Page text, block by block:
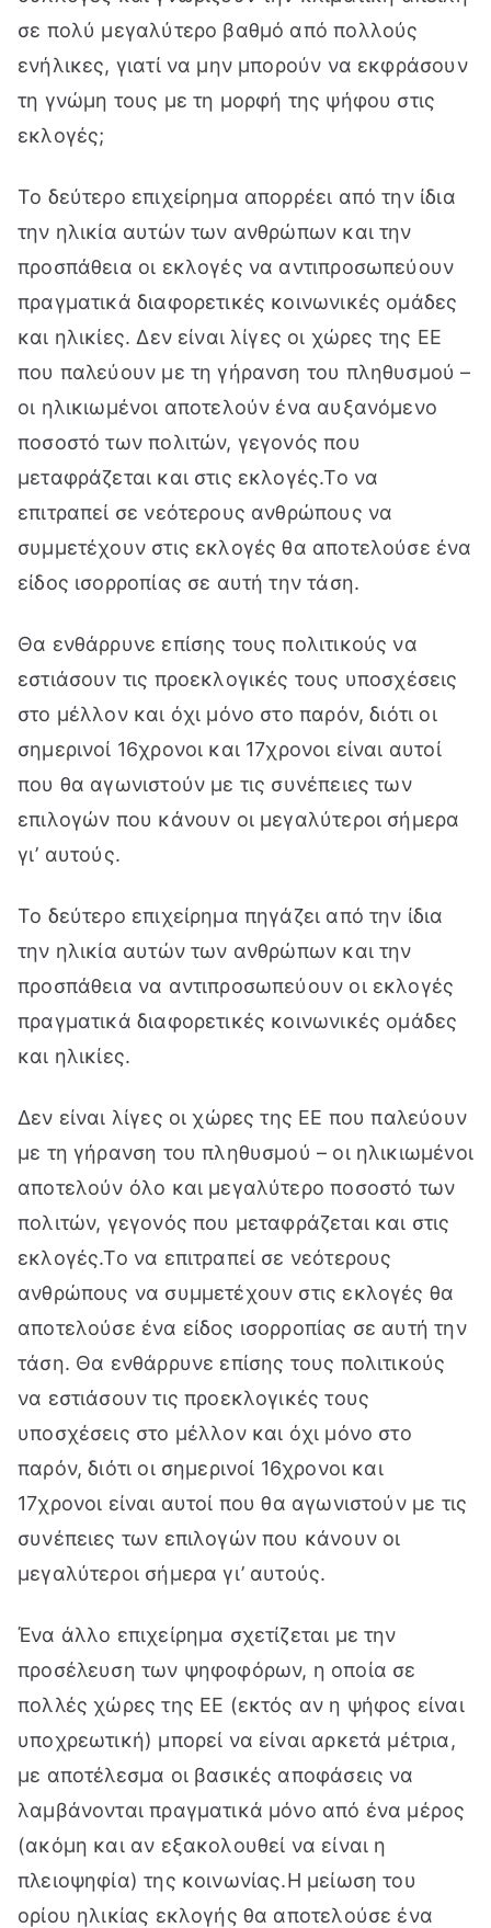
σε πολύ μεγαλύτερο βαθμό από πολλούς
ενήλικες, γιατί να μην μπορούν να εκφράσουν
τη γνώμη τους με τη μορφή της ψήφου στις
εκλογές;
Το δεύτερο επιχείρημα απορρέει από την ίδια
την ηλικία αυτών των ανθρώπων και την
προσπάθεια οι εκλογές να αντιπροσωπεύουν
πραγματικά διαφορετικές κοινωνικές ομάδες
και ηλικίες. Δεν είναι λίγες οι χώρες της ΕΕ
που παλεύουν με τη γήρανση του πληθυσμού –
οι ηλικιωμένοι αποτελούν ένα αυξανόμενο
ποσοστό των πολιτών, γεγονός που
μεταφράζεται και στις εκλογές.Το να
επιτραπεί σε νεότερους ανθρώπους να
συμμετέχουν στις εκλογές θα αποτελούσε ένα
είδος ισορροπίας σε αυτή την τάση.
Θα ενθάρρυνε επίσης τους πολιτικούς να
εστιάσουν τις προεκλογικές τους υποσχέσεις
στο μέλλον και όχι μόνο στο παρόν, διότι οι
σημερινοί 16χρονοι και 17χρονοι είναι αυτοί
που θα αγωνιστούν με τις συνέπειες των
επιλογών που κάνουν οι μεγαλύτεροι σήμερα
γι’ αυτούς.
Το δεύτερο επιχείρημα πηγάζει από την ίδια
την ηλικία αυτών των ανθρώπων και την
προσπάθεια να αντιπροσωπεύουν οι εκλογές
πραγματικά διαφορετικές κοινωνικές ομάδες
και ηλικίες.
Δεν είναι λίγες οι χώρες της ΕΕ που παλεύουν
με τη γήρανση του πληθυσμού – οι ηλικιωμένοι
αποτελούν όλο και μεγαλύτερο ποσοστό των
πολιτών, γεγονός που μεταφράζεται και στις
εκλογές.Το να επιτραπεί σε νεότερους
ανθρώπους να συμμετέχουν στις εκλογές θα
αποτελούσε ένα είδος ισορροπίας σε αυτή την
τάση. Θα ενθάρρυνε επίσης τους πολιτικούς
να εστιάσουν τις προεκλογικές τους
υποσχέσεις στο μέλλον και όχι μόνο στο
παρόν, διότι οι σημερινοί 16χρονοι και
17χρονοι είναι αυτοί που θα αγωνιστούν με τις
συνέπειες των επιλογών που κάνουν οι
μεγαλύτεροι σήμερα γι’ αυτούς.
Ένα άλλο επιχείρημα σχετίζεται με την
προσέλευση των ψηφοφόρων, η οποία σε
πολλές χώρες της ΕΕ (εκτός αν η ψήφος είναι
υποχρεωτική) μπορεί να είναι αρκετά μέτρια,
με αποτέλεσμα οι βασικές αποφάσεις να
λαμβάνονται πραγματικά μόνο από ένα μέρος
(ακόμη και αν εξακολουθεί να είναι η
πλειοψηφία) της κοινωνίας.Η μείωση του
ορίου ηλικίας εκλογής θα αποτελούσε ένα